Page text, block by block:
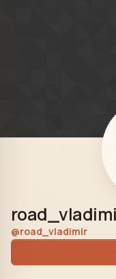
@road_vladimir